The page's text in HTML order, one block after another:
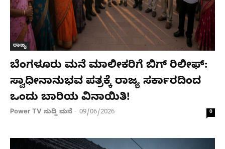
ರಾಜ್ಯ
ಬೆಂಗಳೂರು ಮನೆ ಮಾಲೀಕರಿಗೆ ಬಿಗ್ ರಿಲೀಫ್:
ಸ್ವಾಧೀನಾನುಭವ ಪತ್ರಕ್ಕೆ ರಾಜ್ಯ ಸರ್ಕಾರದಿಂದ
ಒಂದು ಬಾರಿಯ ವಿನಾಯಿತಿ!
Power TV ಸುದ್ದಿ ಮನೆ - 09/06/2026 0